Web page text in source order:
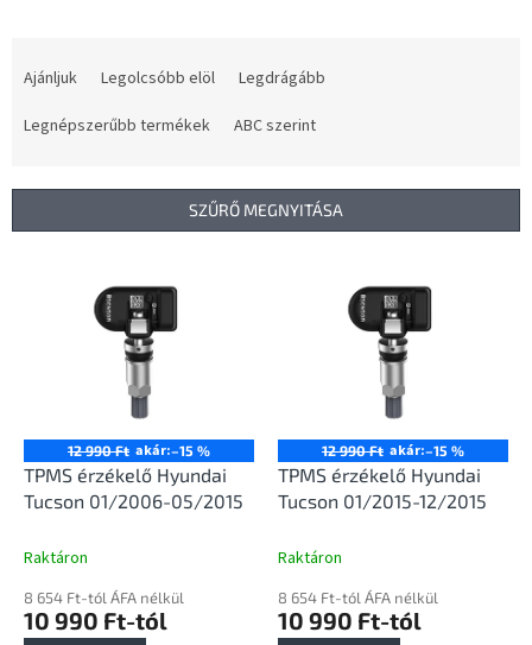
m
k
Ajánljuk Legolcsóbb elöl
Legdrágább
Legnépszerűbb termékek
ABC szerint
SZŰRŐ MEGNYITÁSA
12 990 Ft akár:–15 %
TPMS érzékelő Hyundai
Tucson 01/2006-05/2015
Raktáron
8 654 Ft-tól ÁFA nélkül
10 990 Ft-tól
12 990 Ft akár:–15 %
TPMS érzékelő Hyundai
Tucson 01/2015-12/2015
Raktáron
8 654 Ft-tól ÁFA nélkül
10 990 Ft-tól